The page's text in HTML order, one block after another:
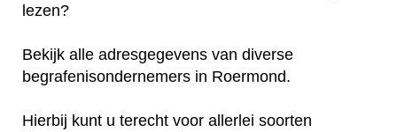
lezen?
Bekijk alle adresgegevens van diverse
begrafenisondernemers in Roermond.
Hierbij kunt u terecht voor allerlei soorten